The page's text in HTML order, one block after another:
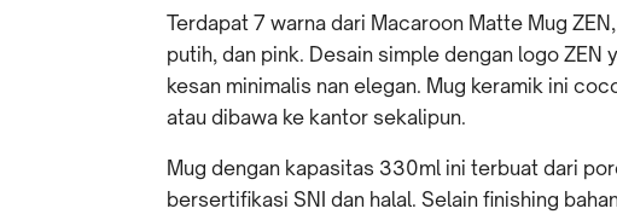
Terdapat 7 warna dari Macaroon Matte Mug
putih, dan pink. Desain simple dengan logo
kesan minimalis nan elegan. Mug keramik ini
atau dibawa ke kantor sekalipun.
Mug dengan kapasitas 330ml ini terbuat dari
bersertifikasi SNI dan halal. Selain finishing